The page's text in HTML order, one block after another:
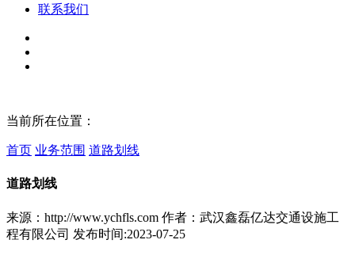
联系我们
当前所在位置：
首页 业务范围 道路划线
​道路划线
来源：http://www.ychfls.com 作者：武汉鑫磊亿达交通设施工
程有限公司 发布时间:2023-07-25